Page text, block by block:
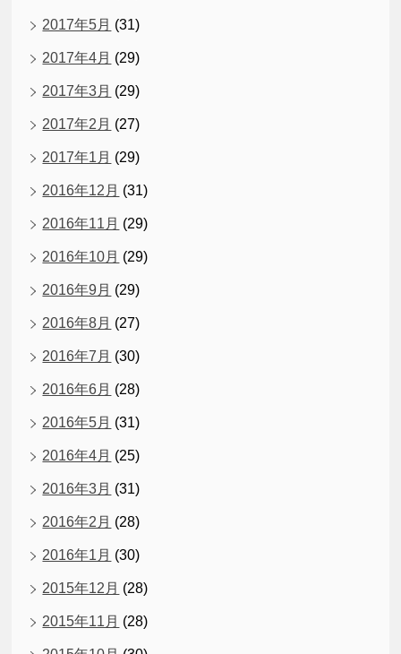
2017年5月 (31)
2017年4月 (29)
2017年3月 (29)
2017年2月 (27)
2017年1月 (29)
2016年12月 (31)
2016年11月 (29)
2016年10月 (29)
2016年9月 (29)
2016年8月 (27)
2016年7月 (30)
2016年6月 (28)
2016年5月 (31)
2016年4月 (25)
2016年3月 (31)
2016年2月 (28)
2016年1月 (30)
2015年12月 (28)
2015年11月 (28)